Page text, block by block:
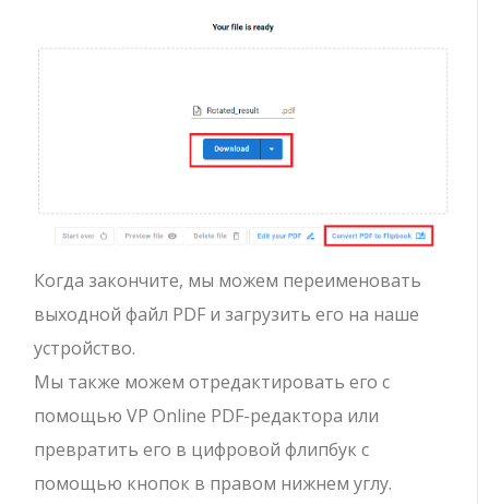
Когда закончите, мы можем переименовать
выходной файл PDF и загрузить его на наше
устройство.
Мы также можем отредактировать его с
помощью VP Online PDF-редактора или
превратить его в цифровой флипбук с
помощью кнопок в правом нижнем углу.